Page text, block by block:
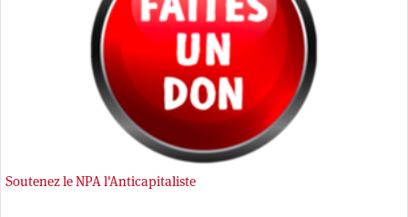
Soutenez le NPA l'Anticapitaliste